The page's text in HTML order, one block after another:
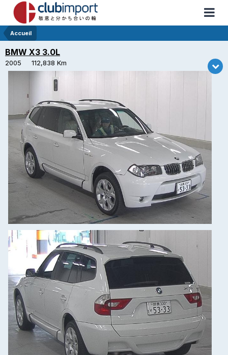
Accueil
BMW X3 3.0L
2005 112,838 Km